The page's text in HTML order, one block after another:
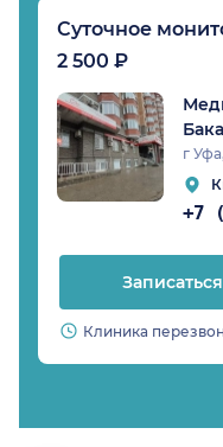
Суточное
2 500 ₽
г
Клиника